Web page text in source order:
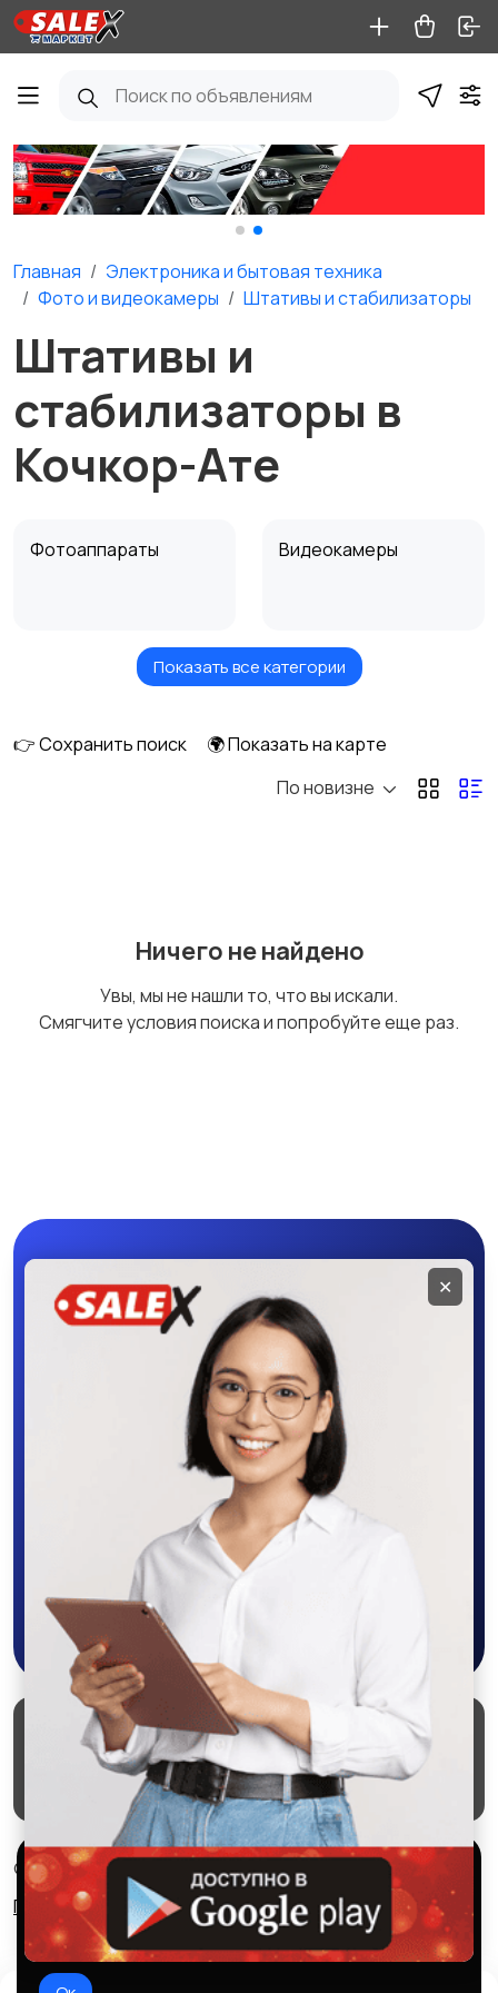
Главная
Электроника и бытовая техника
Фото и видеокамеры
Штативы и стабилизаторы
Штативы и
стабилизаторы в
Кочкор-Ате
Фотоаппараты Видеокамеры
Видеонаблюдение Дроны
стабилизаторы
фотопринтеры
оптические приборы
Показать все категории
👉 Сохранить поиск
🌍 Показать на карте
По новизне
Ничего не найдено
Увы, мы не нашли то, что вы искали.
Смягчите условия поиска и попробуйте еще раз.
Мобильное
приложение
Скачайте приложение в Google Play –
крутите колесо фортуны, выигрывайте
бонусы, удобно ищите и размещайте
объявления - все это в нашем мобильном
приложении SALEX!
Скачать в Google Play
Маркеты Блог
О проекте
Служба поддержки
Удаление аккаунта
Партнерка
© 2026 SALEX МАРКЕТ
Правила сервиса
Конфиденциальность
Используем куки и рекомендательные
технологии
Это чтобы сайт работал лучше. Оставаясь с нами, вы
соглашаетесь на использование файлов куки.
✕